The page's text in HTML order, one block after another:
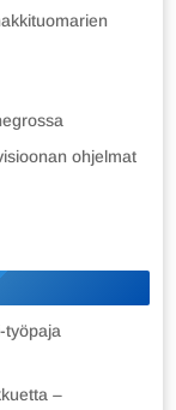
ohjelmat
työpaja
–